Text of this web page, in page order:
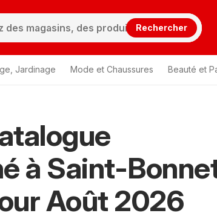
Rechercher
Jardinage Mode et Chaussures Beauté et
à Saint-
Août 2026